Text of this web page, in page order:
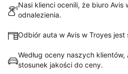
Nasi klienci ocenili, że biuro Avis
odnalezienia.
Odbiór auta w Avis w Troyes jest
Według oceny naszych
stosunek jakości do ceny.